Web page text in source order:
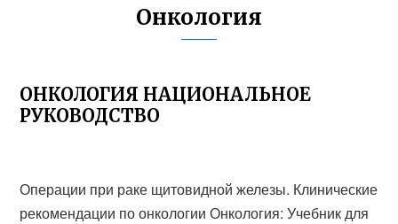
Онкология
ОНКОЛОГИЯ НАЦИОНАЛЬНОЕ
РУКОВОДСТВО
Операции при раке щитовидной железы. Клинические
рекомендации по онкологии Онкология: Учебник для